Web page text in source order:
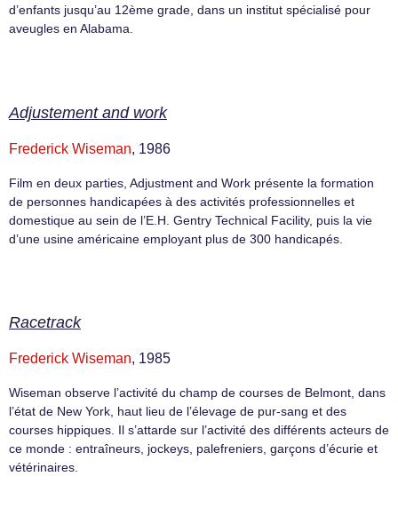
d’enfants jusqu’au 12ème grade, dans un institut spécialisé pour
aveugles en Alabama.
Adjustement and work
Frederick Wiseman, 1986
Film en deux parties, Adjustment and Work présente la formation
de personnes handicapées à des activités professionnelles et
domestique au sein de l’E.H. Gentry Technical Facility, puis la vie
d’une usine américaine employant plus de 300 handicapés.
Racetrack
Frederick Wiseman, 1985
Wiseman observe l’activité du champ de courses de Belmont, dans
l’état de New York, haut lieu de l’élevage de pur-sang et des
courses hippiques. Il s’attarde sur l’activité des différents acteurs de
ce monde : entraîneurs, jockeys, palefreniers, garçons d’écurie et
vétérinaires.